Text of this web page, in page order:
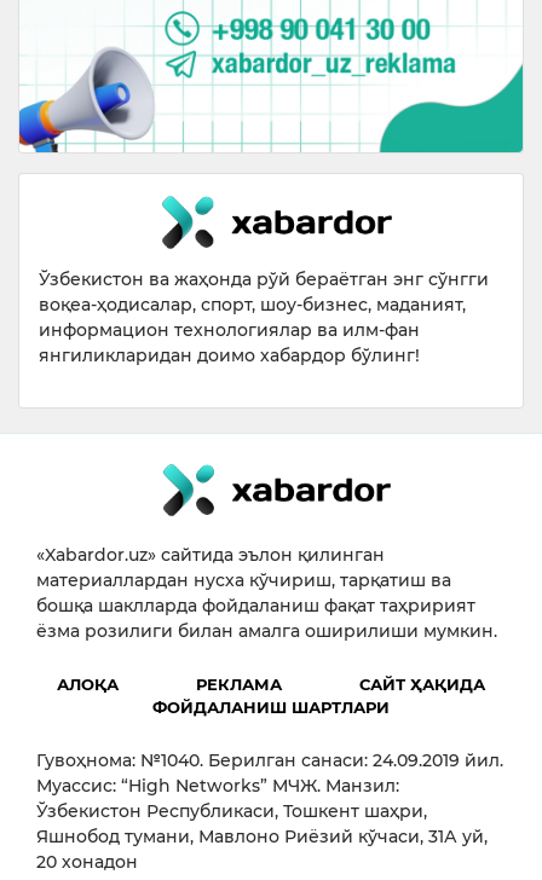
Ўзбекистон ва жаҳонда рўй бераётган энг сўнгги
воқеа-ҳодисалар, спорт, шоу-бизнес, маданият,
информацион технологиялар ва илм-фан
янгиликларидан доимо хабардор бўлинг!
«Xabardor.uz» сайтида эълон қилинган
материаллардан нусха кўчириш, тарқатиш ва
бошқа шаклларда фойдаланиш фақат таҳририят
ёзма розилиги билан амалга оширилиши мумкин.
АЛОҚА РЕКЛАМА
САЙТ ҲАҚИДА
ФОЙДАЛАНИШ ШАРТЛАРИ
Гувоҳнома: №1040. Берилган санаси: 24.09.2019 йил.
Муассис: “High Networks” МЧЖ. Манзил:
Ўзбекистон Республикаси, Тошкент шаҳри,
Яшнобод тумани, Мавлоно Риёзий кўчаси, 31А уй,
20 хонадон